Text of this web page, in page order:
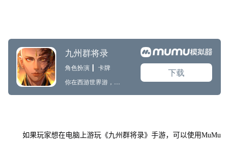
如果玩家想在电脑上游玩《九州群将录》手游，可以使用MuMu